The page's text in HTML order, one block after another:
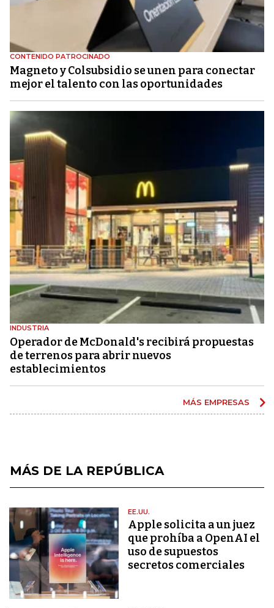
CONTENIDO PATROCINADO
Magneto y Colsubsidio se unen para conectar
mejor el talento con las oportunidades
INDUSTRIA
Operador de McDonald's recibirá propuestas
de terrenos para abrir nuevos
establecimientos
MÁS EMPRESAS
MÁS DE LA REPÚBLICA
EE.UU.
Apple solicita a un juez
que prohíba a OpenAI el
uso de supuestos
secretos comerciales